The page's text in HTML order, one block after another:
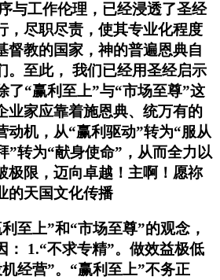
与工作伦理，已经浸透了圣经
，尽职尽责，使其专业化程度
督教的国家，神的普遍恩典自
。至此， 我们已经用圣经启示
了“赢利至上”与“市场至尊”这
业家应靠着施恩典、统万有的
动机，从“赢利驱动”转为“服从
”转为“献身使命”，从而全力以
极限，迈向卓越 ！主啊！愿祢
的天国文化传播
至上”和“市场至尊”的观念，
：
1.“不求专精”。做效益极低
机经营”。“赢利至上”不务正